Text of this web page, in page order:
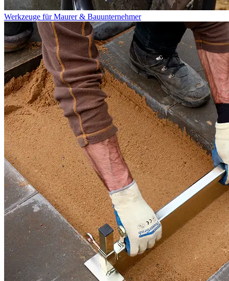
Werkzeuge für Maurer & Bauunternehmer